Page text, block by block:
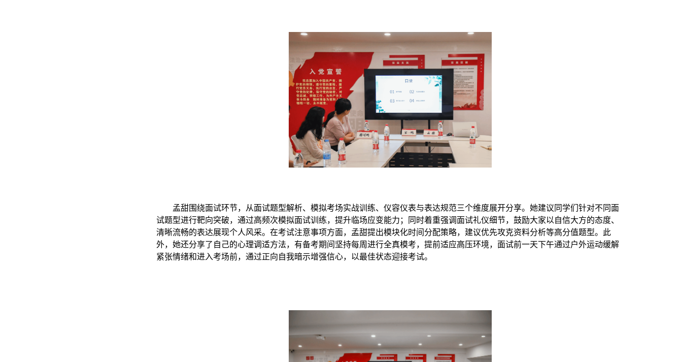
孟甜围绕面试环节，从面试题型解析、模拟考场实战训练、仪容仪表与表达规范三个维度展开分享。她建议同学们针对不同面
试题型进行靶向突破，通过高频次模拟面试训练，提升临场应变能力；同时着重强调面试礼仪细节，鼓励大家以自信大方的态度、
清晰流畅的表达展现个人风采。在考试注意事项方面，孟甜提出模块化时间分配策略，建议优先攻克资料分析等高分值题型。此
外，她还分享了自己的心理调适方法，有备考期间坚持每周进行全真模考，提前适应高压环境，面试前一天下午通过户外运动缓解
紧张情绪和进入考场前，通过正向自我暗示增强信心，以最佳状态迎接考试。